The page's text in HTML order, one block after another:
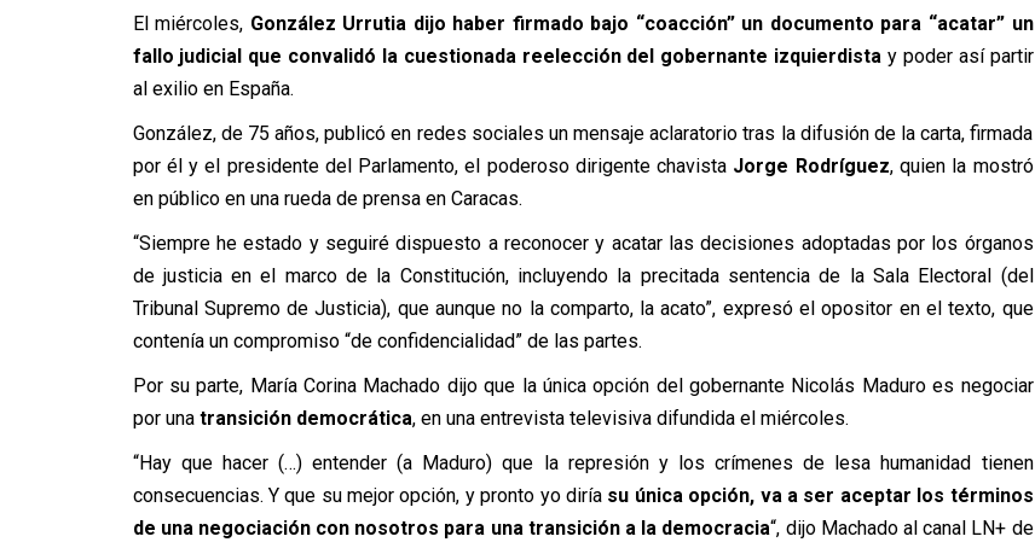
El miércoles, González Urrutia dijo haber firmado bajo “coacción” un documento para “acatar” un
fallo judicial que convalidó la cuestionada reelección del gobernante izquierdista y poder así partir
al exilio en España.
González, de 75 años, publicó en redes sociales un mensaje aclaratorio tras la difusión de la carta, firmada
por él y el presidente del Parlamento, el poderoso dirigente chavista Jorge Rodríguez, quien la mostró
en público en una rueda de prensa en Caracas.
“Siempre he estado y seguiré dispuesto a reconocer y acatar las decisiones adoptadas por los órganos
de justicia en el marco de la Constitución, incluyendo la precitada sentencia de la Sala Electoral (del
Tribunal Supremo de Justicia), que aunque no la comparto, la acato”, expresó el opositor en el texto, que
contenía un compromiso “de confidencialidad” de las partes.
Por su parte, María Corina Machado dijo que la única opción del gobernante Nicolás Maduro es negociar
por una transición democrática, en una entrevista televisiva difundida el miércoles.
“Hay que hacer (…) entender (a Maduro) que la represión y los crímenes de lesa humanidad tienen
consecuencias. Y que su mejor opción, y pronto yo diría su única opción, va a ser aceptar los términos
de una negociación con nosotros para una transición a la democracia“, dijo Machado al canal LN+ de